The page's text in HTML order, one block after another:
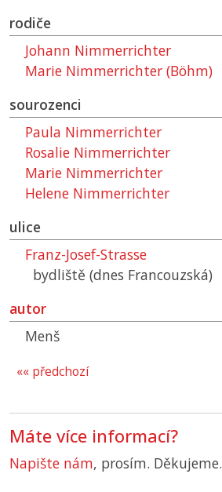
rodiče
Johann Nimmerrichter
Marie Nimmerrichter (Böhm)
sourozenci
Paula Nimmerrichter
Rosalie Nimmerrichter
Marie Nimmerrichter
Helene Nimmerrichter
ulice
Franz-Josef-Strasse
bydliště (dnes Francouzská)
autor
Menš
«« předchozí
Máte více informací?
Napište nám, prosím. Děkujeme.